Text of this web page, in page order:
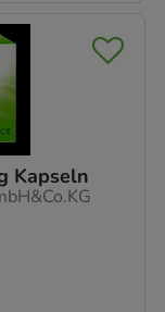
Kapseln